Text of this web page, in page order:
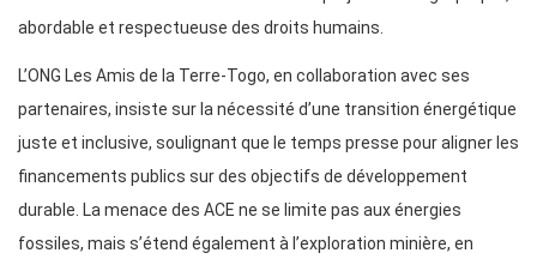
abordable et respectueuse des droits humains.
L’ONG Les Amis de la Terre-Togo, en collaboration avec ses
partenaires, insiste sur la nécessité d’une transition énergétique
juste et inclusive, soulignant que le temps presse pour aligner les
financements publics sur des objectifs de développement
durable. La menace des ACE ne se limite pas aux énergies
fossiles, mais s’étend également à l’exploration minière, en